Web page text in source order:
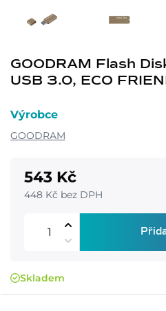
GOODRAM Flash
USB 3.0, ECO
Výrobce
GOODRAM
543 Kč
448 Kč bez DPH
Skladem